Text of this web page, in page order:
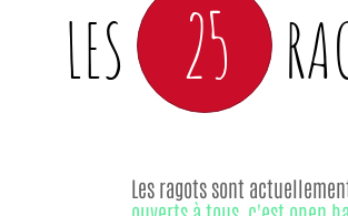
LES 25
Les ragots sont